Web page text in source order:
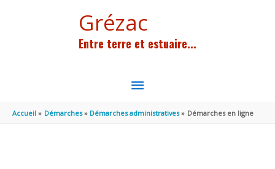
Grézac
Entre terre et estuaire...
MENU
PRINCIPAL
Accueil Démarches Démarches administratives Démarches en ligne